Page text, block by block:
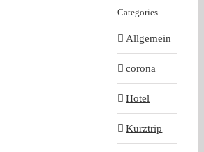
Categories
Allgemein
corona
Hotel
Kurztrip